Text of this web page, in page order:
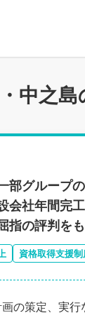
中之
部グループ
社年間完
指の評判を
資格取得支援制
の策定、実